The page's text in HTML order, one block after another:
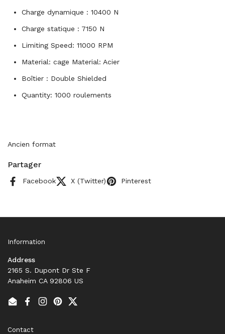
Charge dynamique : 10400 N
Charge statique : 7150 N
Limiting Speed: 11000 RPM
Material: cage Material: Acier
Boîtier : Double Shielded
Quantity: 1000 roulements
Ancien format
Partager
Facebook X (Twitter) Pinterest
Information
Address
2165 S. Dupont Dr Ste F
Anaheim CA 92806 US
EmailFacebook
Instagram
PinterestTwitter
Contact